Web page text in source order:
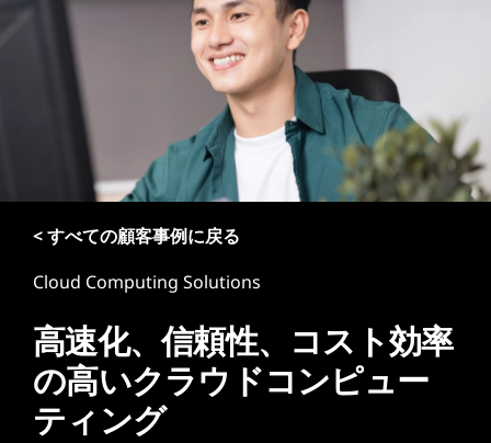
< すべての顧客事例に戻る
Cloud Computing Solutions
高速化、信頼性、コスト効率
の高いクラウドコンピュー
ティング